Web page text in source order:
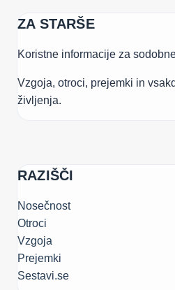
ZA STARŠE
Koristne informacije za
Vzgoja, otroci, prejemki in
življenja.
RAZIŠČI
Nosečnost
Otroci
Vzgoja
Prejemki
Sestavi.se